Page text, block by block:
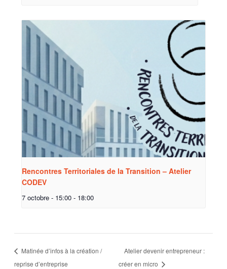
Rencontres Territoriales de la Transition – Atelier
CODEV
7 octobre - 15:00 - 18:00
Matinée d’infos à la création /
reprise d’entreprise
Atelier devenir entrepreneur :
créer en micro